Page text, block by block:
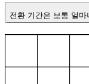
전환 기간은 보통 얼마